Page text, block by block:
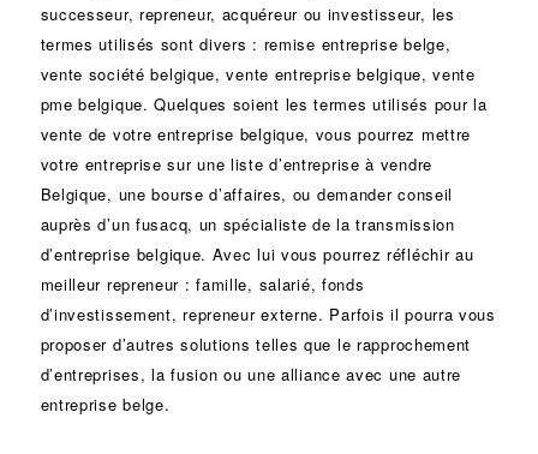
successeur, repreneur, acquéreur ou investisseur, les
termes utilisés sont divers : remise entreprise belge,
vente société belgique, vente entreprise belgique, vente
pme belgique. Quelques soient les termes utilisés pour la
vente de votre entreprise belgique, vous pourrez mettre
votre entreprise sur une liste d’entreprise à vendre
Belgique, unebourse d’affaires, ou demander conseil
auprès d’un fusacq, un spécialiste de latransmission
d’entreprise belgique. Avec lui vous pourrez réfléchir au
meilleur repreneur :famille, salarié, fonds
d’investissement, repreneur externe. Parfois il pourra vous
proposer d’autres solutions telles que le rapprochement
d’entreprises, lafusion ou unealliance avec une autre
entreprise belge.